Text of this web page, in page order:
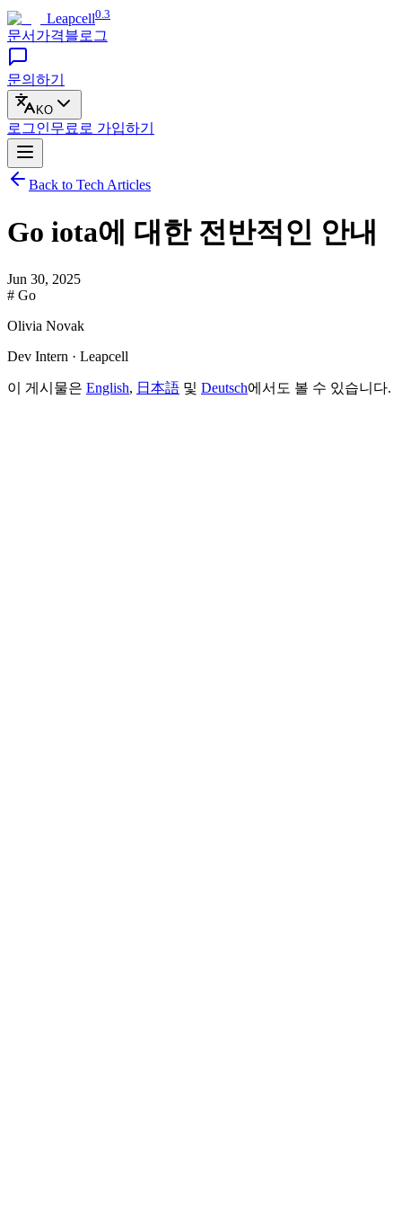
Leapcell0.3
문서 가격블로그
문의하기
KO
로그인무료로 가입하기
Back to Tech Articles
Go iota에 대한 전반적인 안내
Jun 30, 2025
# Go
Olivia Novak
Dev Intern · Leapcell
이 게시물은 English, 日本語 및 Deutsch에서도 볼 수 있습니다.